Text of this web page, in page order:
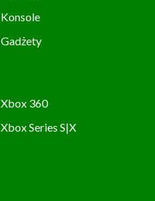
Konsole
Gadżety
Xbox 360
Xbox Series S|X